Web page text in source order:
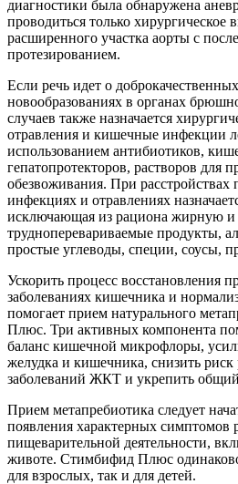
диагностики была обнаружена
проводиться только хирургическое
расширенного участка аорты с
протезированием.
Если речь идет о
новообразованиях в органах
случаев также назначается
отравления и кишечные инфекции
использованием антибиотиков,
гепатопротекторов, растворов для
обезвоживания. При
инфекциях и отравлениях
исключающая из рациона жирную
трудноперевариваемые продукты,
простые углеводы, специи, соусы,
Ускорить процесс восстановления
заболеваниях кишечника и
помогает прием натурального
Плюс. Три активных компонента
баланс кишечной микрофлоры,
желудка и кишечника, снизить риск
заболеваний ЖКТ и укрепить
Прием метапребиотика следует
появления характерных симптомов
пищеварительной деятельности,
животе. Стимбифид Плюс
для взрослых, так и для детей.